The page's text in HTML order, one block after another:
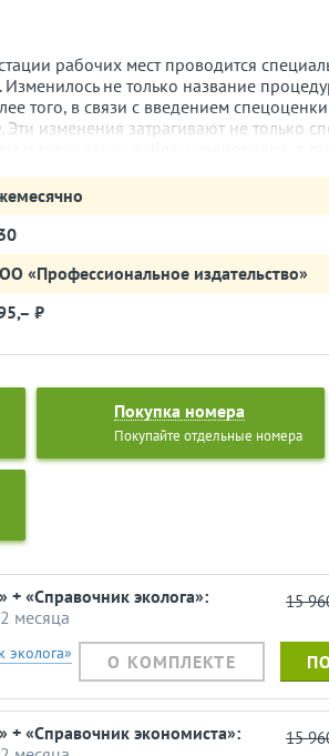
рабочих мест проводится
Изменилось не только название
того, в связи с введением
изменения затрагивают не только
в связи с введением спецоценки
«Что изменилось в работе
публикуем в рубрике «Практика
журнала вы прочитаете письма
обязательного обучения (повышения
в отпуске по уходу за ребенком
И. Г. Умяров рассказывает о
«Профессиональное издательство»
⃏
Покупка номера
Покупайте отдельные номера
«Справочник эколога»:
месяца
15
эколога» О КОМПЛЕКТЕ
«Справочник экономиста»:
15